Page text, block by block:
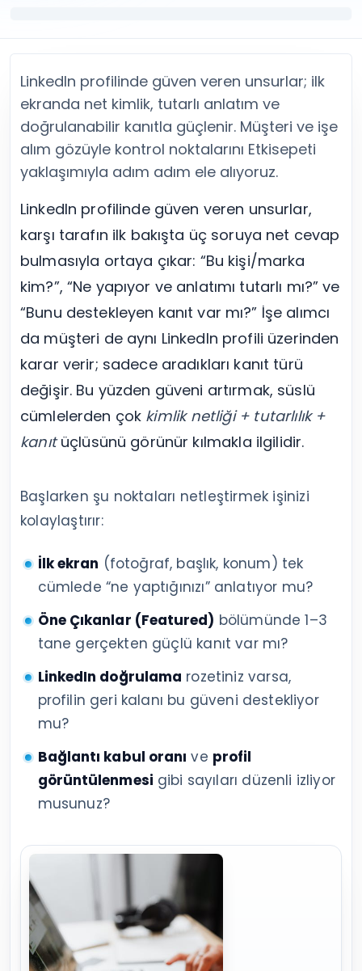
Twitter (X) Retweet Satın Al
Twitter (X) Video İzlenme Satın Al
Tümünü Gör
YouTube
YouTube Abone Satın Al
YouTube Beğeni Satın Al
YouTube İzlenme Satın Al
YouTube Yorum Satın Al
Facebook
Facebook Beğeni Satın Al
Facebook Takipçi Satın Al
Facebook Yorum Satın Al
Facebook Video İzlenme Satın Al
Tümünü Gör
Tümünü Gör
Diğer ücretsiz araçlar
Facebook Araçları
LinkedIn Araçları
Spotify Araçları
Telegram Araçları
Twitch Araçları
SoundCloud Araçları
Tümünü Gör
LinkedIn profilinde güven veren unsurlar; ilk
ekranda net kimlik, tutarlı anlatım ve
doğrulanabilir kanıtla güçlenir. Müşteri ve işe
alım gözüyle kontrol noktalarını Etkisepeti
yaklaşımıyla adım adım ele alıyoruz.
LinkedIn profilinde güven veren unsurlar,
karşı tarafın ilk bakışta üç soruya net cevap
bulmasıyla ortaya çıkar: “Bu kişi/marka
kim?”, “Ne yapıyor ve anlatımı tutarlı mı?” ve
“Bunu destekleyen kanıt var mı?” İşe alımcı
da müşteri de aynı LinkedIn profili üzerinden
karar verir; sadece aradıkları kanıt türü
değişir. Bu yüzden güveni artırmak, süslü
cümlelerden çok kimlik netliği + tutarlılık +
kanıtüçlüsünü görünür kılmakla ilgilidir.
Başlarken şu noktaları netleştirmek işinizi
kolaylaştırır:
İlk ekran (fotoğraf, başlık, konum) tek
cümlede “ne yaptığınızı” anlatıyor mu?
Öne Çıkanlar (Featured) bölümünde 1–3
tane gerçekten güçlü kanıt var mı?
LinkedIn doğrulama rozetiniz varsa,
profilin geri kalanı bu güveni destekliyor
mu?
Bağlantı kabul oranı ve profil
görüntülenmesi gibi sayıları düzenli izliyor
musunuz?